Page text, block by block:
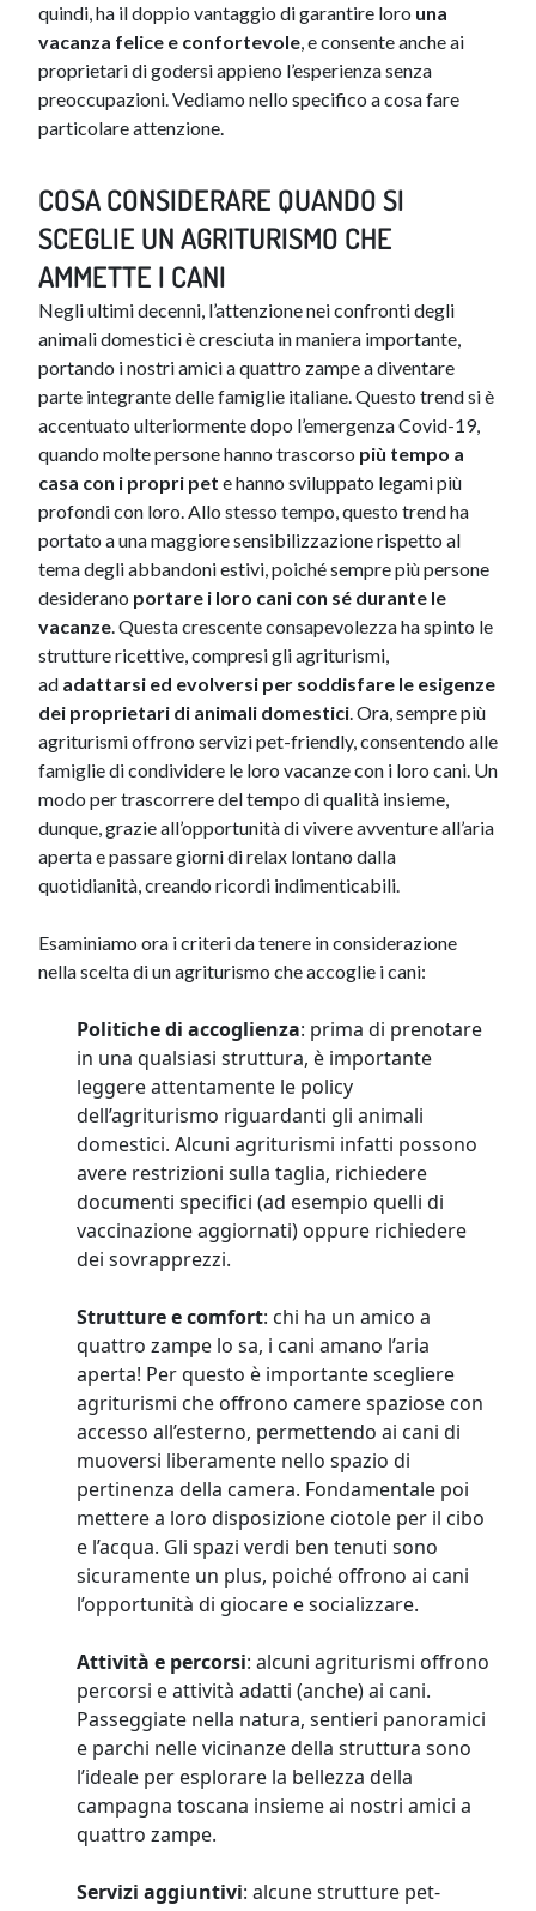
quindi, ha il doppio vantaggio di garantire loro una
vacanza felice e confortevole, e consente anche ai
proprietari di godersi appieno l’esperienza senza
preoccupazioni. Vediamo nello specifico a cosa fare
particolare attenzione.
COSA CONSIDERARE QUANDO SI
SCEGLIE UN AGRITURISMO CHE
AMMETTE I CANI
Negli ultimi decenni, l’attenzione nei confronti degli
animali domestici è cresciuta in maniera importante,
portando i nostri amici a quattro zampe a diventare
parte integrante delle famiglie italiane. Questo trend si è
accentuato ulteriormente dopo l’emergenza Covid-19,
quando molte persone hanno trascorso più tempo a
casa con i propri pet e hanno sviluppato legami più
profondi con loro. Allo stesso tempo, questo trend ha
portato a una maggiore sensibilizzazione rispetto al
tema degli abbandoni estivi, poiché sempre più persone
desiderano portare i loro cani con sé durante le
vacanze. Questa crescente consapevolezza ha spinto le
strutture ricettive, compresi gli agriturismi,
ad adattarsi ed evolversi per soddisfare le esigenze
dei proprietari di animali domestici. Ora, sempre più
agriturismi offrono servizi pet-friendly, consentendo alle
famiglie di condividere le loro vacanze con i loro cani. Un
modo per trascorrere del tempo di qualità insieme,
dunque, grazie all’opportunità di vivere avventure all’aria
aperta e passare giorni di relax lontano dalla
quotidianità, creando ricordi indimenticabili.
Esaminiamo ora i criteri da tenere in considerazione
nella scelta di un agriturismo che accoglie i cani:
Politiche di accoglienza: prima di prenotare
in una qualsiasi struttura, è importante
leggere attentamente le policy
dell’agriturismo riguardanti gli animali
domestici. Alcuni agriturismi infatti possono
avere restrizioni sulla taglia, richiedere
documenti specifici (ad esempio quelli di
vaccinazione aggiornati) oppure richiedere
dei sovrapprezzi.
Strutture e comfort: chi ha un amico a
quattro zampe lo sa, i cani amano l’aria
aperta! Per questo è importante scegliere
agriturismi che offrono camere spaziose con
accesso all’esterno, permettendo ai cani di
muoversi liberamente nello spazio di
pertinenza della camera. Fondamentale poi
mettere a loro disposizione ciotole per il cibo
e l’acqua. Gli spazi verdi ben tenuti sono
sicuramente un plus, poiché offrono ai cani
l’opportunità di giocare e socializzare.
Attività e percorsi: alcuni agriturismi offrono
percorsi e attività adatti (anche) ai cani.
Passeggiate nella natura, sentieri panoramici
e parchi nelle vicinanze della struttura sono
l’ideale per esplorare la bellezza della
campagna toscana insieme ai nostri amici a
quattro zampe.
Servizi aggiuntivi: alcune strutture pet-